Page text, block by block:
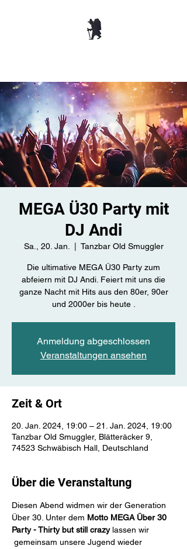
MEGA Ü30 Party mit
DJ Andi
Sa., 20. Jan. Tanzbar Old Smuggler
Die ultimative MEGA Ü30 Party zum
abfeiern mit DJ Andi. Feiert mit uns die
ganze Nacht mit Hits aus den 80er, 90er
und 2000er bis heute .
Anmeldung abgeschlossen
Veranstaltungen ansehen
Zeit & Ort
20. Jan. 2024, 19:00 – 21. Jan. 2024, 19:00
Tanzbar Old Smuggler, Blätteräcker 9,
74523 Schwäbisch Hall, Deutschland
Über die Veranstaltung
​Diesen Abend widmen wir der Generation
Über 30. ​Unter dem Motto MEGA Über 30
Party - Thirty but still crazy lassen wir
gemeinsam unsere Jugend wieder